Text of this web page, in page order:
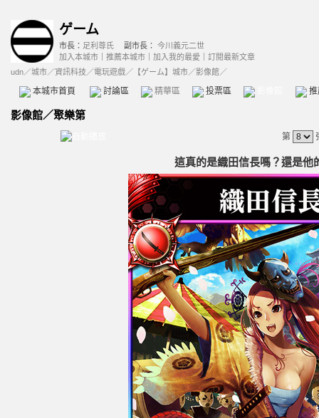
ゲーム
市長： 足利尊氏 副市長： 今川義元二世
加入本城市
推薦本城市 加入我的最愛
訂閱最新文章
udn／城市／資訊科技 ／電玩遊戲／ 【ゲーム】城市／影像館／
本城市首頁 討論區 精華區 投票區 影像館
影像館／聚樂第
第
這真的是織田信長嗎？還是他